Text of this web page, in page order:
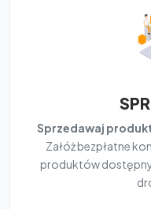
Sprzedawaj
Załóż bezpłatne
produktów